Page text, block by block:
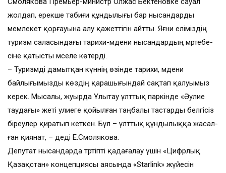
жолдап, ерекше табиғи құндылығы бар нысан­дарды
мемлекет қорғауына алу қа­жеттігін айтты. Яғни елі­міз­дің
туризм саласындағы тари­хи-мәдени нысандардың мәрте­бе­
сіне қатысты мәселе көтерді.
– Туризмді дамытқан күннің өзінде тарихи, мәдени
байлығы­мызды көздің қарашығындай сақтап қалуымыз
керек. Мысалы, жуырда Ұлытау ұлттық паркінде «Әулие
таудағы» жеті әулиеге қойыл­ған таңбалы тастарды белгі­сіз
біреулер қиратып кеткен. Бұл – ұлттық құндылыққа жасал­
ған қиянат, – деді Е.Смолякова.
Депутат нысандарда тәртіпті қадағалау үшін «Цифрлық
Қазақстан» концепциясы аясында «Starlink» жүйесін